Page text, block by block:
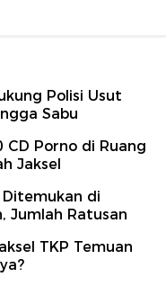
Polisi Usut
Sabu
CD Porno di Ruang
Jaksel
Ditemukan di
Jumlah Ratusan
TKP Temuan